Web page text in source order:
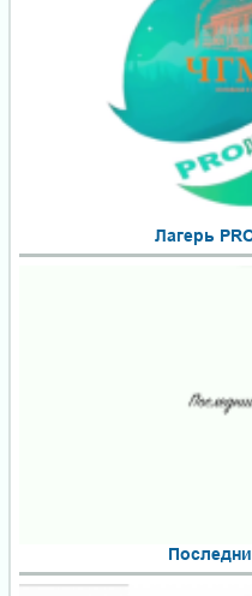
Лагерь